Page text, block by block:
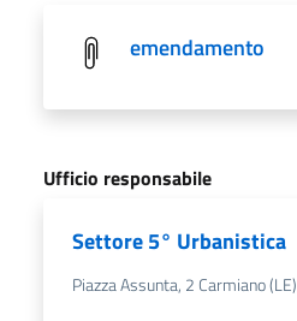
emendamento
Ufficio responsabile
Settore 5° Urbanistica
Piazza Assunta, 2 Carmiano (LE)